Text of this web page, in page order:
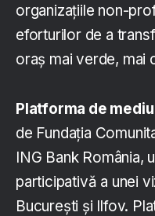
organizațiile non-
eforturilor de a
oraș mai verde, mai
Platforma de
de Fundația
ING Bank România,
participativă a unei
București și Ilfov.